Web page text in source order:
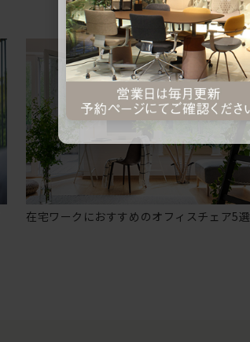
在宅ワークにおすすめのオフィスチェア5選